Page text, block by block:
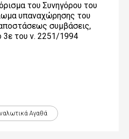
του Συνηγόρου του
υπαναχώρησης του
συμβάσεις,
του ν. 2251/1994
Αγαθά